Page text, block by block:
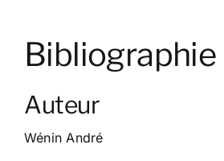
Publications
Bibliographie
Bibliographie
Auteur
Wénin André